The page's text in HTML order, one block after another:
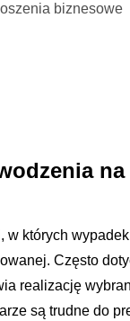
biznesowe
na
których
Często
realizację
są trudne do